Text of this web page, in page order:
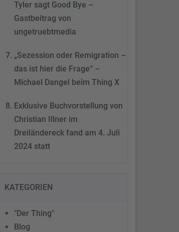
Tyler sagt Good Bye –
Gastbeitrag von
ungetruebtmedia
„Sezession oder Remigration –
das ist hier die Frage“ –
Michael Dangel beim Thing X
Exklusive Buchvorstellung von
Christian Illner im
Dreiländereck fand am 4. Juli
2024 statt
KATEGORIEN
"Der Thing"
Blog